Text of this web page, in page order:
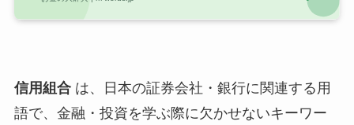
信用組合は、日本の証券会社・銀行に関連する用
語で、金融・投資を学ぶ際に欠かせないキーワー